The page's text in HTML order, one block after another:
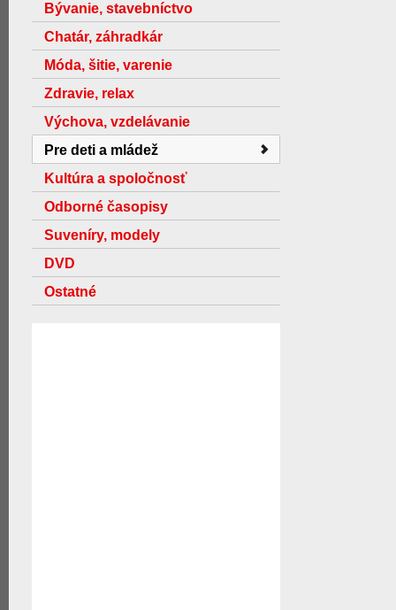
Bývanie, stavebníctvo
Chatár, záhradkár
Móda, šitie, varenie
Zdravie, relax
Výchova, vzdelávanie
Pre deti a mládež
Kultúra a spoločnosť
Odborné časopisy
Suveníry, modely
DVD
Ostatné